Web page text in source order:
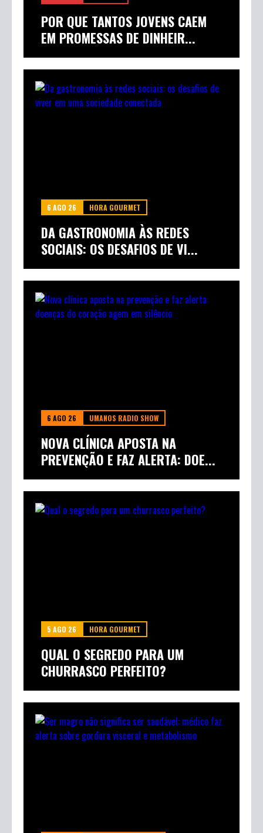
POR QUE TANTOS JOVENS CAEM
EM PROMESSAS DE DINHEIR...
6 AGO 26 HORA GOURMET
DA GASTRONOMIA ÀS REDES
SOCIAIS: OS DESAFIOS DE VI...
6 AGO 26 UMANOS RADIO SHOW
NOVA CLÍNICA APOSTA NA
PREVENÇÃO E FAZ ALERTA: DOE...
5 AGO 26 HORA GOURMET
QUAL O SEGREDO PARA UM
CHURRASCO PERFEITO?